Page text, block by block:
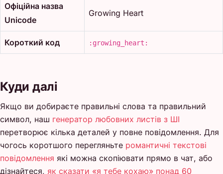
Офіційна назва
Unicode
Growing Heart
Короткий код :growing_heart:
Куди далі
Якщо ви добираєте правильні слова та правильний
символ, наш генератор любовних листів з ШІ
перетворює кілька деталей у повне повідомлення. Для
чогось коротшого перегляньте романтичні текстові
повідомлення які можна скопіювати прямо в чат, або
дізнайтеся, як сказати «я тебе кохаю» понад 60